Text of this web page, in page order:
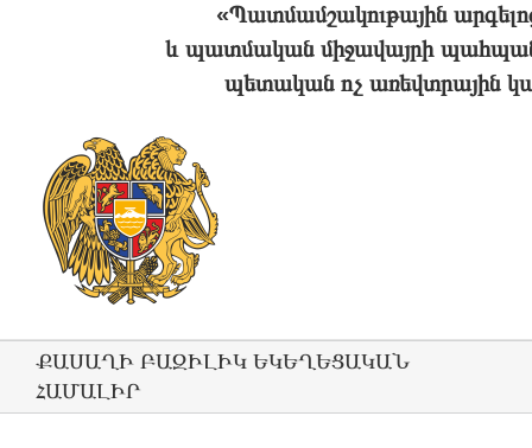
«Պատմամշակութային
և պատմական միջավայրի
պետական ոչ առեվտրային
ՔԱՍԱՂԻ ԲԱԶԻԼԻԿ ԵԿԵՂԵՑԱԿԱՆ
ՀԱՄԱԼԻՐ